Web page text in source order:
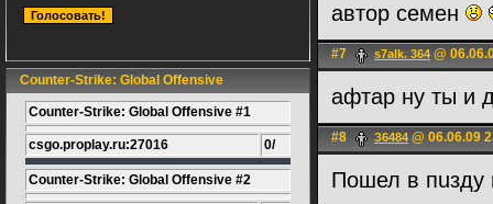
Counter-Strike: Global Offensive
Counter-Strike: Global Offensive #1
csgo.proplay.ru:27016 0/
Counter-Strike: Global Offensive #2
автор семен
#7 s7alk. 364 @
афтар ну ты и
#8 З6484 @ 06.06.09
Пошел в пuзду